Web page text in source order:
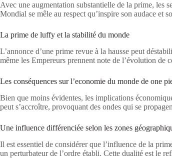
Avec une augmentation substantielle de la prime, les
Mondial se mêle au respect qu’inspire son audace et
La prime de luffy et la stabilité du monde
L’annonce d’une prime revue à la hausse peut
même les Empereurs prennent note de l’évolution de
Les conséquences sur l’economie du monde de one
Bien que moins évidentes, les implications
peut s’accroître, provoquant des ondes qui se
Une influence différenciée selon les zones
Il est essentiel de considérer que l’influence de la
un perturbateur de l’ordre établi. Cette dualité est le